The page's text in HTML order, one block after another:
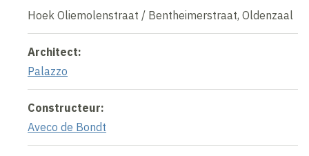
Hoek Oliemolenstraat / Bentheimerstraat, Oldenzaal
Architect:
Palazzo
Constructeur:
Aveco de Bondt